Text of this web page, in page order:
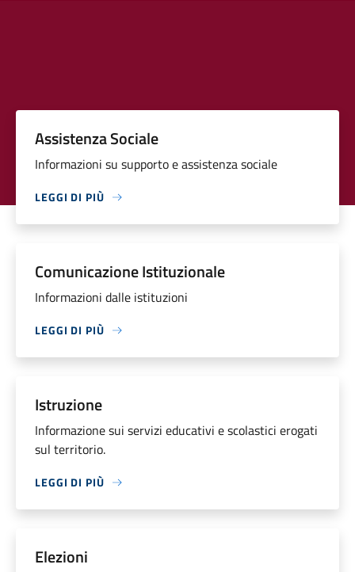
Assistenza Sociale
Informazioni su supporto e assistenza sociale
LEGGI DI PIÙ
Comunicazione Istituzionale
Informazioni dalle istituzioni
LEGGI DI PIÙ
Istruzione
Informazione sui servizi educativi e scolastici erogati
sul territorio.
LEGGI DI PIÙ
Elezioni